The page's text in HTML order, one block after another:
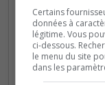
TheSeven
TheSe7en est
Survie/
carte Seven,
Certains
données à
légitime. Vous
ci-dessous.
le menu du site
dans les